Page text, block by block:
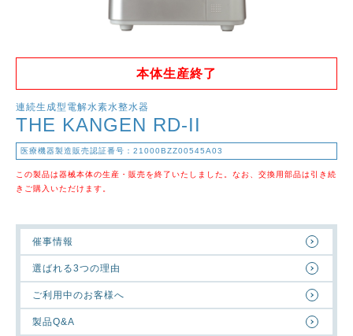
本体生産終了
連続生成型電解水素水整水器
THE KANGEN RD-II
医療機器製造販売認証番号：21000BZZ00545A03
この製品は器械本体の生産・販売を終了いたしました。なお、交換用部品は引き続
きご購入いただけます。
催事情報
選ばれる3つの理由
ご利用中のお客様へ
製品Q&A